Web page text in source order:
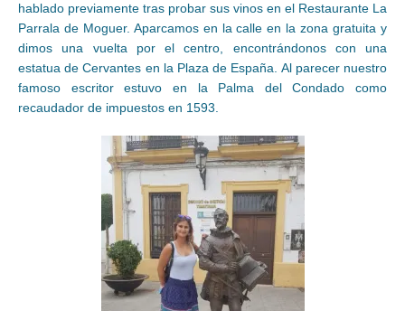
hablado previamente tras probar sus vinos en el Restaurante La
Parrala de Moguer. Aparcamos en la calle en la zona gratuita y
dimos una vuelta por el centro, encontrándonos con una
estatua de Cervantes en la Plaza de España. Al parecer nuestro
famoso escritor estuvo en la Palma del Condado como
recaudador de impuestos en 1593.